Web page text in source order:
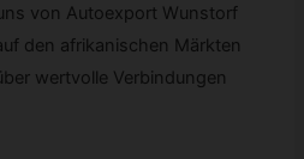
von Autoexport Wunstorf
den afrikanischen Märkten
wertvolle Verbindungen